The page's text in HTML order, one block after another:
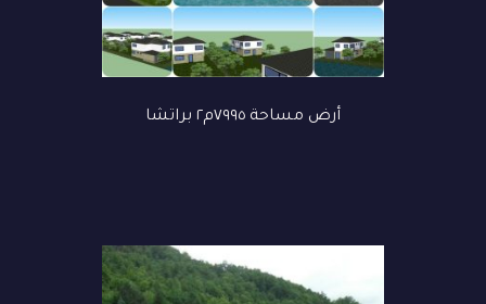
أرض مساحة ٧٩٩٥م٢ براتشا